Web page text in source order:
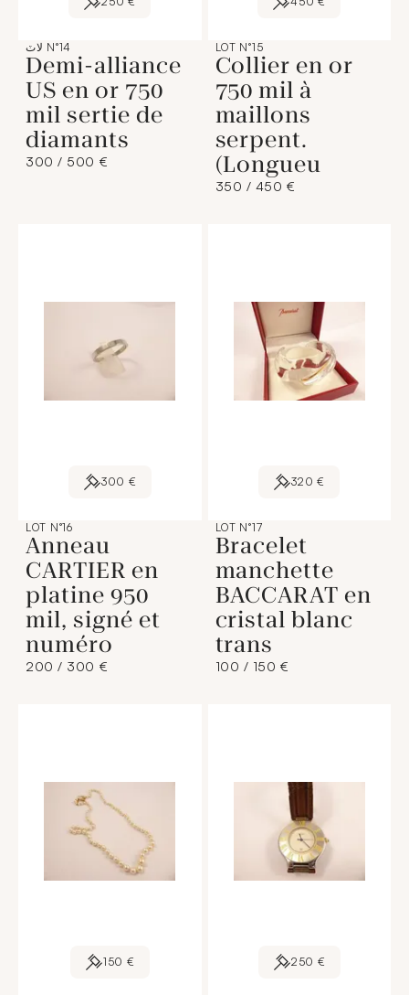
لاٽ N°14
Demi-alliance
US en or 750
mil sertie de
diamants
300 / 500 €
LOT N°15
Collier en or
750 mil à
maillons
serpent.
(Longueu
350 / 450 €
300 €
LOT N°16
Anneau
CARTIER en
platine 950
mil, signé et
numéro
200 / 300 €
320 €
LOT N°17
Bracelet
manchette
BACCARAT en
cristal blanc
trans
100 / 150 €
150 € 250 €